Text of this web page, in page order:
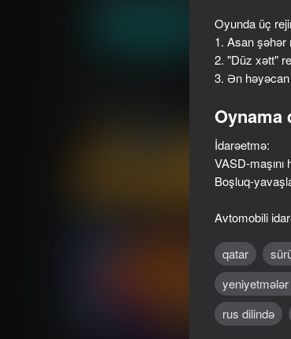
TOYS:
61
Oyunda üç
1. Asan şəhər
2. "Düz xətt"
3. Ən həyəcan
Oynama
İdarəetmə:
VASD-
Boşluq-
Avtomobili
qatar
rus dilində